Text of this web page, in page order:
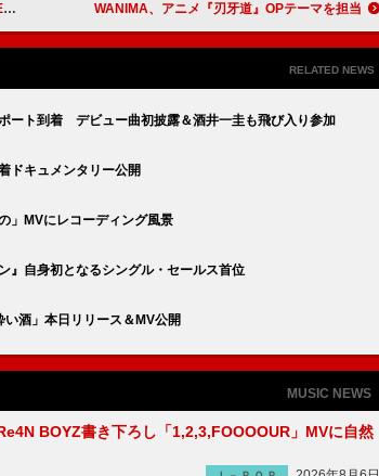
WANIMA、アニメ『刃牙道』OPテーマを担当
RELATED NEWS
ート到着 デビュー曲初披露＆酒井一圭も飛び入り参加
ドキュメンタリー公開
」MVにレコーディング風景
』自身初となるシングル・セールス首位
酒」本日リリース＆MV公開
MUSIC NEWS
BOYZ書き下ろし「1,2,3,FOOOOUR」MVに自然